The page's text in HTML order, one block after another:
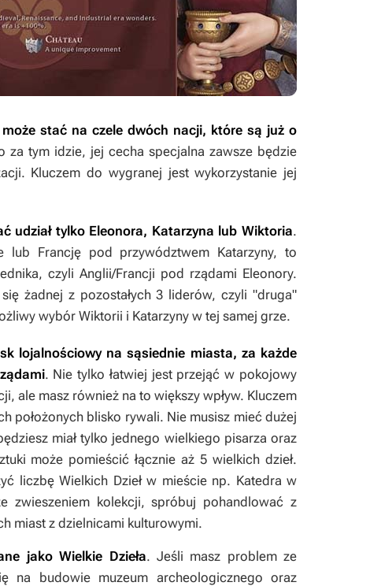
stać na czele dwóch nacji, które są już o
za tym idzie, jej cecha specjalna zawsze będzie
Kluczem do wygranej jest wykorzystanie jej
udział tylko Eleonora, Katarzyna lub Wiktoria.
Francję pod przywództwem Katarzyny, to
czyli Anglii/Francji pod rządami Eleonory.
żadnej z pozostałych 3 liderów, czyli "druga"
wybór Wiktorii i Katarzyny w tej samej grze.
lojalnościowy na sąsiednie miasta, za każde
. Nie tylko łatwiej jest przejąć w pokojowy
ale masz również na to większy wpływ. Kluczem
położonych blisko rywali. Nie musisz mieć dużej
miał tylko jednego wielkiego pisarza oraz
może pomieścić łącznie aż 5 wielkich dzieł.
liczbę Wielkich Dzieł w mieście np. Katedra w
zwieszeniem kolekcji, spróbuj pohandlować z
miast z dzielnicami kulturowymi.
jako Wielkie Dzieła. Jeśli masz problem ze
na budowie muzeum archeologicznego oraz